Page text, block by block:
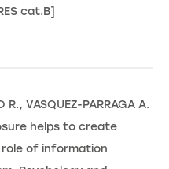
cat.B]
R., VASQUEZ-PARRAGA A.
helps to create
of information